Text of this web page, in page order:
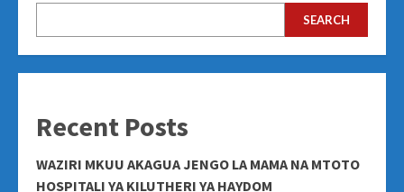
SEARCH
Recent Posts
WAZIRI MKUU AKAGUA JENGO LA MAMA NA MTOTO
HOSPITALI YA KILUTHERI YA HAYDOM